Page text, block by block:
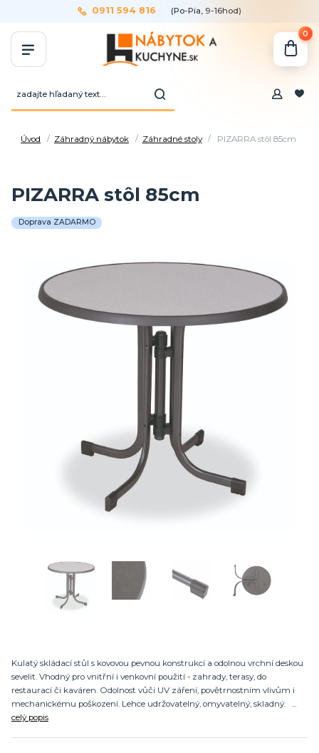
0911 594 816 (Po-Pia, 9-16hod)
0
Úvod Záhradný nábytok Záhradné stoly PIZARRA stôl 85cm
PIZARRA stôl 85cm
Doprava ZADARMO
Kulatý skládací stůl s kovovou pevnou konstrukcí a odolnou vrchní deskou
sevelit. Vhodný pro vnitřní i venkovní použití - zahrady, terasy, do
restaurací či kaváren. Odolnost vůči UV záření, povětrnostním vlivům i
mechanickému poškození. Lehce udržovatelný, omyvatelný, skladný. ...
celý popis